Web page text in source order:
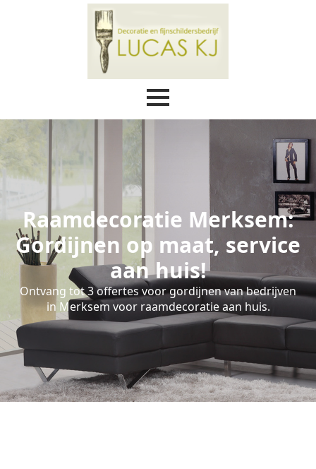
Raamdecoratie Merksem:
Gordijnen op maat, service
aan huis!
Ontvang tot 3 offertes voor gordijnen van bedrijven
in Merksem voor raamdecoratie aan huis.